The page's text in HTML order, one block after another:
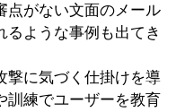
点がない文面のメール
るような事例も出てき
撃に気づく仕掛けを導
訓練でユーザーを教育